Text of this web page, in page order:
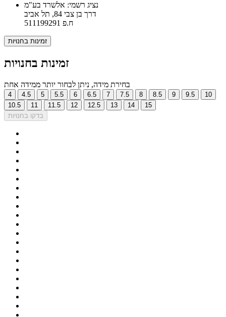
נציג רשמי: אלשרד בע"מ
דרך בן צבי 84, תל אביב
ח.פ 511199291
זמינות בחנויות
זמינות בחנויות
בחירת מידה, ניתן לבחור יותר ממידה אחת
4 4.5 5 5.5 6 6.5 7 7.5 8 8.5 9 9.5
10
10.5
11 11.5 12 12.5 13 14
15
בדקו בחנויות